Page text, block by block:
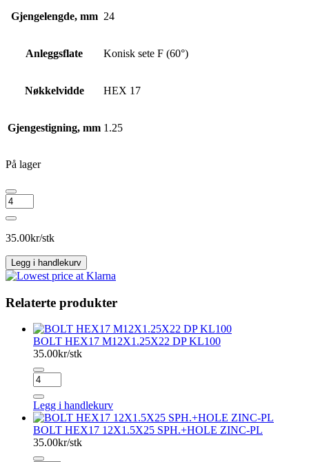
Gjengelengde, mm 24
Anleggsflate Konisk sete F (60°)
Nøkkelvidde HEX 17
Gjengestigning, mm 1.25
På lager
BOLT
17HEX
12X1.25X24
60°
DPKL100
antall
35.00kr/stk
Legg i handlekurv
Relaterte produkter
BOLT HEX17 M12X1.25X22 DP KL100
35.00kr/stk
BOLT
HEX17
M12X1.25X22
DP
KL100
antall
Legg i handlekurv
BOLT HEX17 12X1.5X25 SPH.+HOLE ZINC-PL
35.00kr/stk